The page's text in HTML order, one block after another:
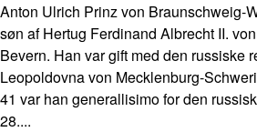
Anton Ulrich Prinz von Braunschweig-
søn af Hertug Ferdinand Albrecht II.
Bevern. Han var gift med den russiske
Leopoldovna von Mecklenburg-
41 var han generallisimo for den
28....